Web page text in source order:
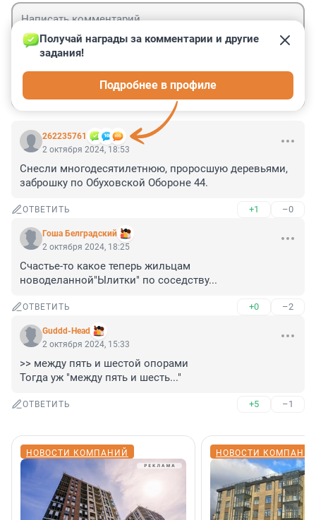
262235761
Получай награды за комментарии и другие
задания!
Подробнее в профиле
2 октября 2024, 18:53
Снесли многодесятилетнюю, проросшую деревьями,
заброшку по Обуховской Обороне 44.
ОТВЕТИТЬ +1 –0
Гоша Белградский
2 октября 2024, 18:25
Счастье-то какое теперь жильцам
новоделанной"Ылитки" по соседству...
ОТВЕТИТЬ +0 –2
Guddd-Head
2 октября 2024, 15:33
>> между пять и шестой опорами
Тогда уж "между пять и шесть..."
ОТВЕТИТЬ +5 –1
НОВОСТИ КОМПАНИЙ НОВОСТИ